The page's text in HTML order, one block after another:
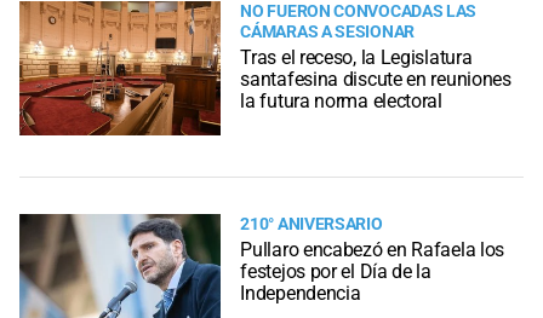
NO FUERON CONVOCADAS LAS
CÁMARAS A SESIONAR
Tras el receso, la Legislatura
santafesina discute en reuniones
la futura norma electoral
210° ANIVERSARIO
Pullaro encabezó en Rafaela los
festejos por el Día de la
Independencia